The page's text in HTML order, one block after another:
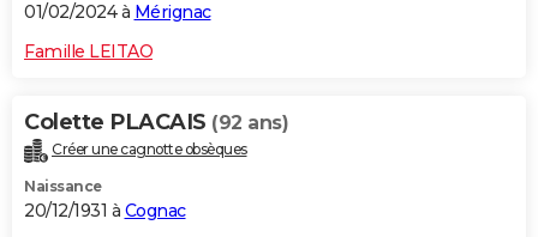
01/02/2024 à Mérignac
Famille LEITAO
Colette PLACAIS (92 ans)
Créer une cagnotte obsèques
Naissance
20/12/1931 à Cognac